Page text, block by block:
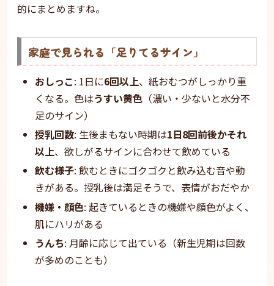
的にまとめますね。
家庭で見られる「足りてるサイン」
おしっこ: 1日に6回以上、紙おむつがしっかり重
くなる。色はうすい黄色 （濃い・少ないと水分不
足のサイン）
授乳回数: 生後まもない時期は1日8回前後かそれ
以上、欲しがるサインに合わせて飲めている
飲む様子: 飲むときにゴクゴクと飲み込む音や動
きがある。授乳後は満足そうで、表情がおだやか
機嫌・顔色: 起きているときの機嫌や顔色がよく、
肌にハリがある
うんち: 月齢に応じて出ている（新生児期は回数
が多めのことも）